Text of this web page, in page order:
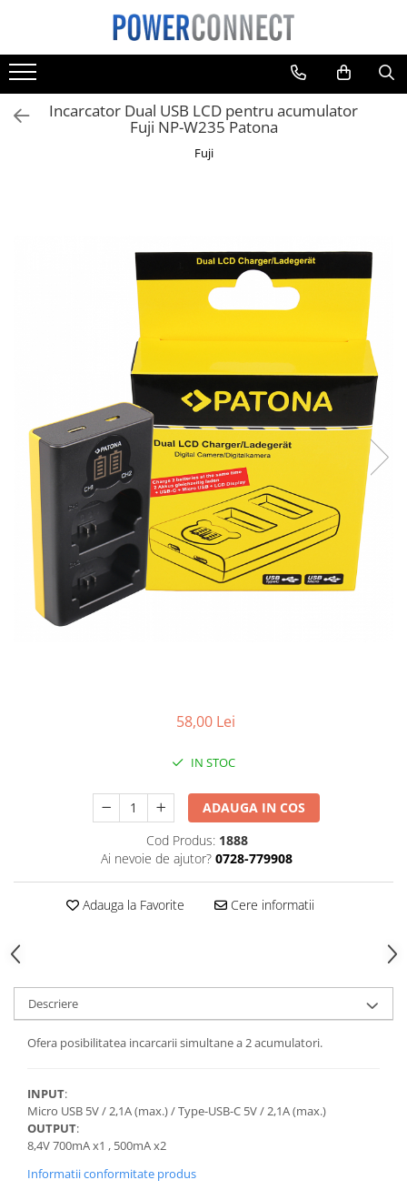
Toate Produsele
Sisteme filtrare apa
Sisteme filtrare apa
Gripuri
Laptop
POS/Scanere coduri de bare
Scule electrice
Smartwatch
Incarcatoare
Aparate foto
Aspiratoare
Produse de bucatarie kjøk
Pachete Promo
Blițuri și lumini foto/video
Cablu date
tableta
Casti
Telefoane mobile
Custi aparate foto-video
Incarcatoare auto
Incarcator Dual USB LCD pentru acumulator
Fuji NP-W235 Patona
Fuji
58,00 Lei
IN STOC
ADAUGA IN COS
Cod Produs: 1888
Ai nevoie de ajutor? 0728-779908
Adauga la Favorite Cere informatii
Descriere
Ofera posibilitatea incarcarii simultane a 2 acumulatori.
INPUT:
Micro USB 5V / 2,1A (max.) / Type-USB-C 5V / 2,1A (max.)
OUTPUT:
8,4V 700mA x1 , 500mA x2
Informatii conformitate produs